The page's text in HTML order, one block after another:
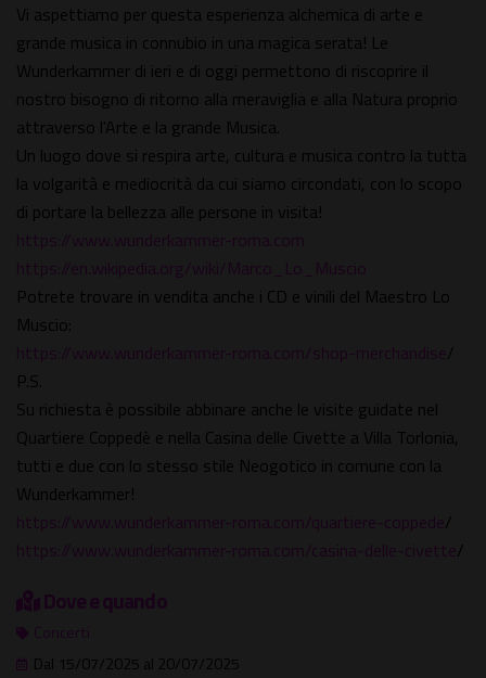
Vi aspettiamo per questa esperienza alchemica di arte e
grande musica in connubio in una magica serata! Le
Wunderkammer di ieri e di oggi permettono di riscoprire il
nostro bisogno di ritorno alla meraviglia e alla Natura proprio
attraverso l'Arte e la grande Musica.
Un luogo dove si respira arte, cultura e musica contro la tutta
la volgarità e mediocrità da cui siamo circondati, con lo scopo
di portare la bellezza alle persone in visita!
https://www.wunderkammer-roma.com
https://en.wikipedia.org/wiki/Marco_Lo_Muscio
Potrete trovare in vendita anche i CD e vinili del Maestro Lo
Muscio:
https://www.wunderkammer-roma.com/shop-merchandise/
P.S.
Su richiesta è possibile abbinare anche le visite guidate nel
Quartiere Coppedè e nella Casina delle Civette a Villa Torlonia,
tutti e due con lo stesso stile Neogotico in comune con la
Wunderkammer!
https://www.wunderkammer-roma.com/quartiere-coppede/
https://www.wunderkammer-roma.com/casina-delle-civette/
Dove e quando
Concerti
Dal 15/07/2025 al 20/07/2025